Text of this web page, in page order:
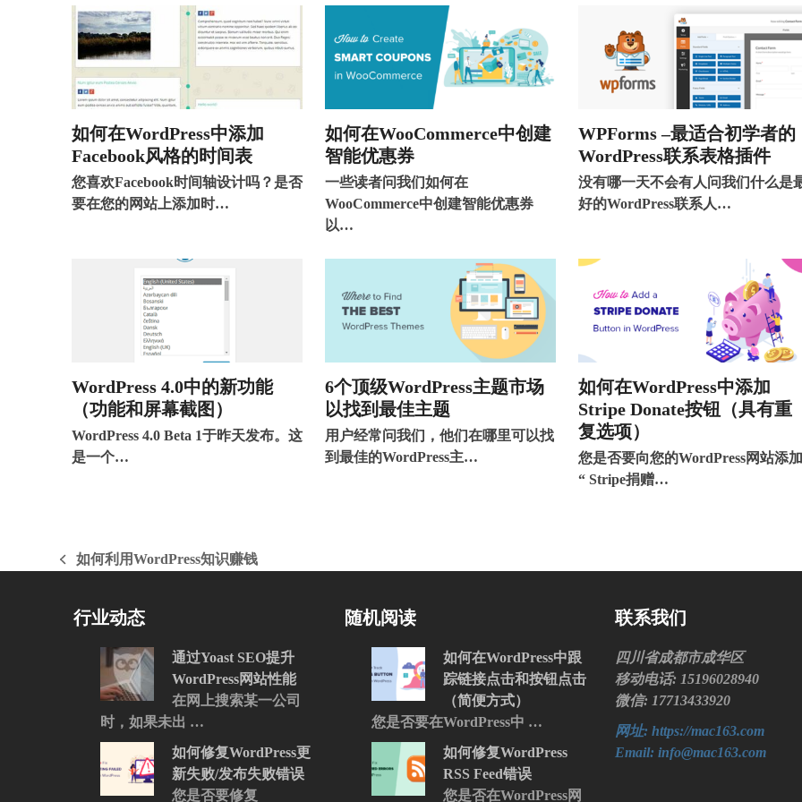
如何在WordPress中添加
Facebook风格的时间表
您喜欢Facebook时间轴设计吗？是否
要在您的网站上添加时…
如何在WooCommerce中创建
智能优惠券
一些读者问我们如何在
WooCommerce中创建智能优惠券
以…
WPForms –最适合初学者的
WordPress联系表格插件
没有哪一天不会有人问我们什么是
好的WordPress联系人…
WordPress 4.0中的新功能
（功能和屏幕截图）
WordPress 4.0 Beta 1于昨天发布。这
是一个…
6个顶级WordPress主题市场
以找到最佳主题
用户经常问我们，他们在哪里可以找
到最佳的WordPress主…
如何在WordPress中添加
Stripe Donate按钮（具有重
复选项）
您是否要向您的WordPress网站添加
“ Stripe捐赠…
上
篇
如何利用WordPress知识赚钱
行业动态
通过Yoast SEO提升
WordPress网站性能
在网上搜索某一公司
时，如果未出 …
如何修复WordPress更
新失败/发布失败错误
您是否要修复
随机阅读
如何在WordPress中跟
踪链接点击和按钮点击
（简便方式）
您是否要在WordPress中 …
如何修复WordPress
RSS Feed错误
您是否在WordPress网
联系我们
四川省成都市成华区
移动电话: 15196028940
微信: 17713433920
网址: https://mac163.com
Email: info@mac163.com